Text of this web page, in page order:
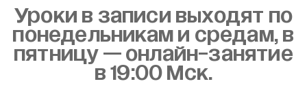
Уроки в записи выходят по
понедельникам и средам, в
пятницу — онлайн-занятие
в 19:00 Мск.